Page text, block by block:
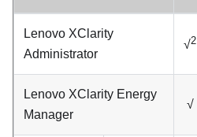
Lenovo XClarity
Administrator
√2
Lenovo XClarity Energy
Manager
√